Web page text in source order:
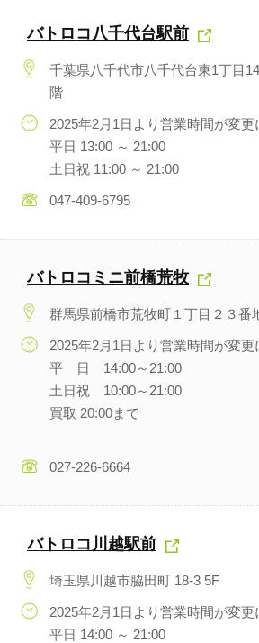
バトロコ八千代台駅前
千葉県八千代市八千代台東1丁目
階
2025年2月1日より営業時間が変更
平日 13:00 ～ 21:00
土日祝 11:00 ～ 21:00
047-409-6795
バトロコミニ前橋荒牧
群馬県前橋市荒牧町１丁目２３番
2025年2月1日より営業時間が変更
平 日 14:00～21:00
土日祝 10:00～21:00
買取 20:00まで
027-226-6664
バトロコ川越駅前
埼玉県川越市脇田町 18-3 5F
2025年2月1日より営業時間が変更
平日 14:00 ～ 21:00